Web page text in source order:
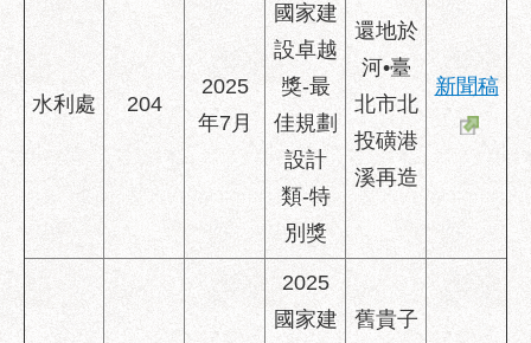
水利處 204
2025
年7月
國家建
設卓越
獎-最
佳規劃
設計
類-特
別獎
還地於
河•臺
北市北
投磺港
溪再造
新聞稿
2025
國家建
舊貴子